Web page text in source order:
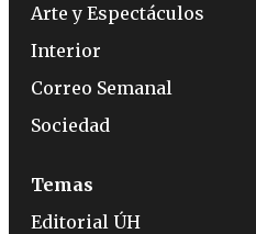
Arte y Espectáculos
Interior
Correo Semanal
Sociedad
Temas
Editorial ÚH